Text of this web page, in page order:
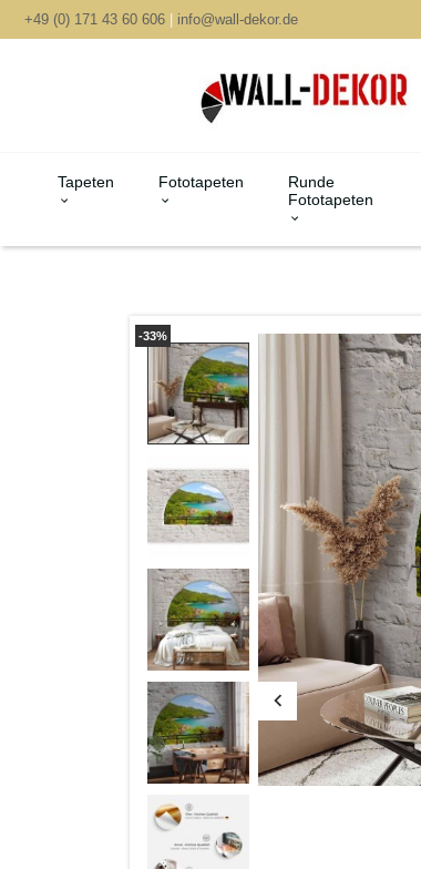
+49 (0) 171 43 60 606 | info@wall-dekor.de
Tapeten Fototapeten
Runde
Fototapeten
-33%